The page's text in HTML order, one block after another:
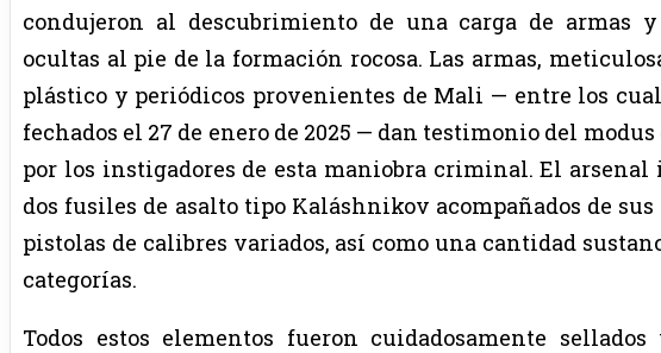
condujeron al descubrimiento de una carga de armas
ocultas al pie de la formación rocosa. Las armas,
plástico y periódicos provenientes de Mali — entre los
fechados el 27 de enero de 2025 — dan testimonio del
por los instigadores de esta maniobra criminal. El
dos fusiles de asalto tipo Kaláshnikov acompañados de sus
pistolas de calibres variados, así como una cantidad
categorías.
Todos estos elementos fueron cuidadosamente